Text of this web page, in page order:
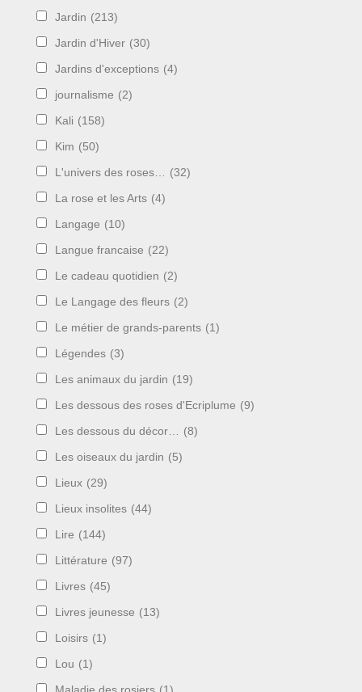
Jardin (213)
Jardin d'Hiver (30)
Jardins d'exceptions (4)
journalisme (2)
Kali (158)
Kim (50)
L'univers des roses… (32)
La rose et les Arts (4)
Langage (10)
Langue francaise (22)
Le cadeau quotidien (2)
Le Langage des fleurs (2)
Le métier de grands-parents (1)
Légendes (3)
Les animaux du jardin (19)
Les dessous des roses d'Ecriplume (9)
Les dessous du décor… (8)
Les oiseaux du jardin (5)
Lieux (29)
Lieux insolites (44)
Lire (144)
Littérature (97)
Livres (45)
Livres jeunesse (13)
Loisirs (1)
Lou (1)